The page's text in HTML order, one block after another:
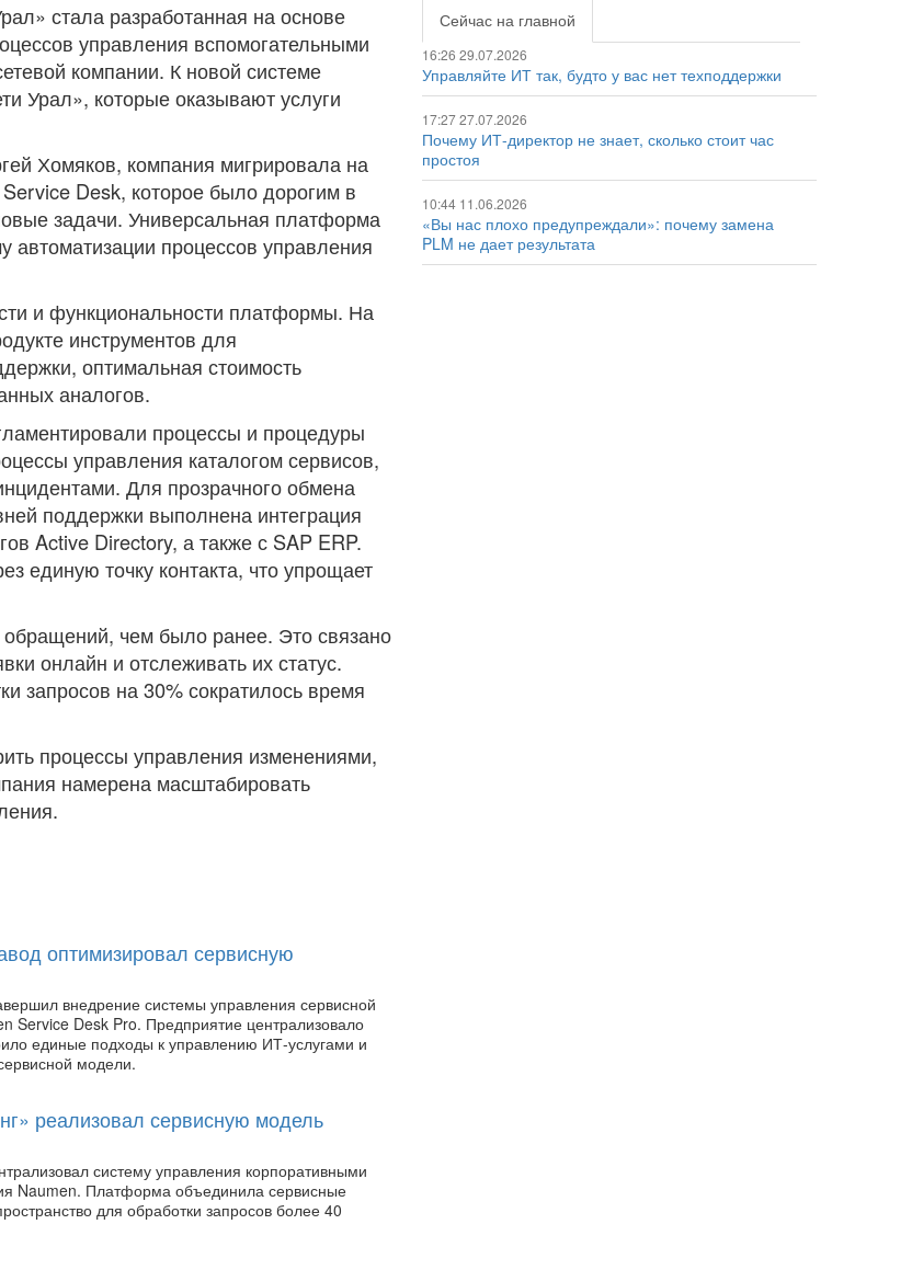
стала разработанная на основе
управления вспомогательными
компании. К новой системе
Урал», которые оказывают услуги
Хомяков, компания мигрировала на
Desk, которое было дорогим в
задачи. Универсальная платформа
автоматизации процессов управления
и функциональности платформы. На
инструментов для
оптимальная стоимость
аналогов.
процессы и процедуры
управления каталогом сервисов,
Для прозрачного обмена
поддержки выполнена интеграция
Active Directory, а также с SAP ERP.
единую точку контакта, что упрощает
чем было ранее. Это связано
онлайн и отслеживать их статус.
запросов на 30% сократилось время
процессы управления изменениями,
намерена масштабировать
оптимизировал сервисную
внедрение системы управления сервисной
Service Desk Pro. Предприятие централизовало
единые подходы к управлению ИТ-услугами и
модели.
реализовал сервисную модель
систему управления корпоративными
Naumen. Платформа объединила сервисные
для обработки запросов более 40
Сейчас на главной
16:26 29.07.2026
Управляйте ИТ так, будто у вас нет техподдержки
17:27 27.07.2026
Почему ИТ-директор не знает, сколько стоит час
простоя
10:44 11.06.2026
«Вы нас плохо предупреждали»: почему замена
PLM не дает результата